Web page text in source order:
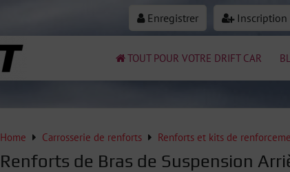
Enregistrer Inscription
TOUT POUR VOTRE DRIFT CAR
Home Carrosserie de renforts Renforts et kits de
Renforts de Bras de Suspension